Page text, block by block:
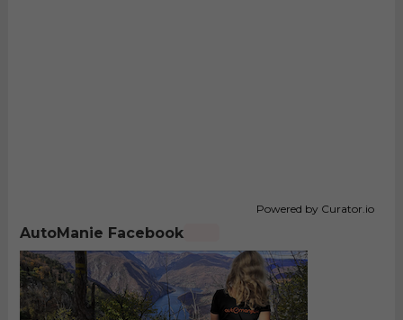
Powered by Curator.io
AutoManie Facebook